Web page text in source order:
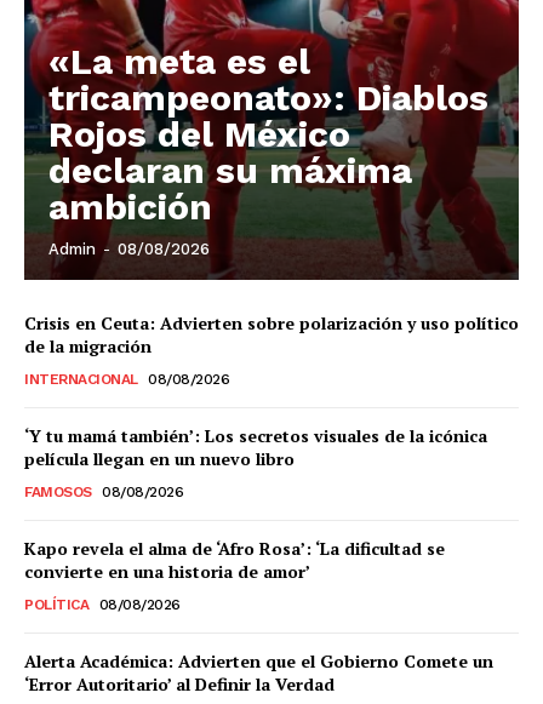
«La meta es el
tricampeonato»: Diablos
Rojos del México
declaran su máxima
ambición
Admin - 08/08/2026
Crisis en Ceuta: Advierten sobre polarización y uso político
de la migración
INTERNACIONAL 08/08/2026
‘Y tu mamá también’: Los secretos visuales de la icónica
película llegan en un nuevo libro
FAMOSOS 08/08/2026
Kapo revela el alma de ‘Afro Rosa’: ‘La dificultad se
convierte en una historia de amor’
POLÍTICA 08/08/2026
Alerta Académica: Advierten que el Gobierno Comete un
‘Error Autoritario’ al Definir la Verdad